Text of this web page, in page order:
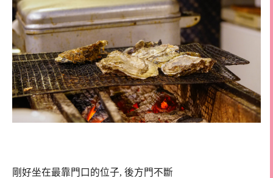
剛好坐在最靠門口的位子, 後方門不斷